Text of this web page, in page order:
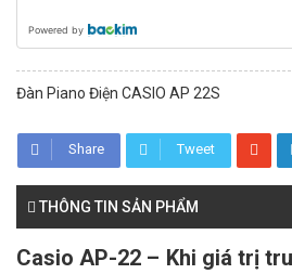
Powered by
Đàn Piano Điện CASIO AP 22S
Share Tweet
THÔNG TIN SẢN PHẨM
Casio AP-22 – Khi giá trị